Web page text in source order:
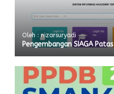
Oleh : nizarsuryadi
Pengembangan SIAGA Patas